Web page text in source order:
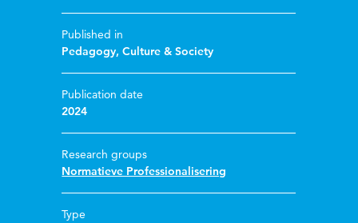
Published in
Pedagogy, Culture & Society
Publication date
2024
Research groups
Normatieve Professionalisering
Type